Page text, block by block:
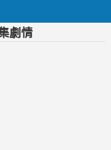
劇情